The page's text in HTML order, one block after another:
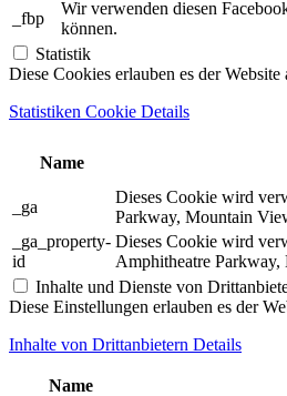
_fbp
Wir verwenden diesen
können.
Statistik
Diese Cookies erlauben es der
Statistiken Cookie Details
Name
_ga
Dieses Cookie wird
Parkway, Mountain
_ga_property-
id
Dieses Cookie wird
Amphitheatre
Inhalte und Dienste von
Diese Einstellungen erlauben es der
Inhalte von Drittanbietern Details
Name